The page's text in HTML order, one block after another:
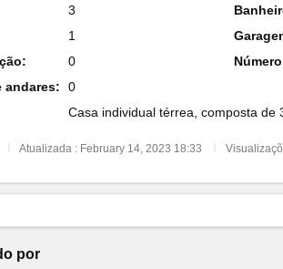
3
1
0
andares:
0
Casa individual térrea, composta de
Atualizada : February 14, 2023 18:33
por